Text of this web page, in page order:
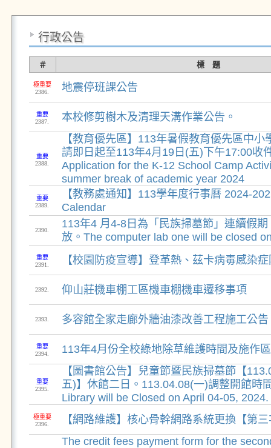
行政公告
＃ 標 題
極重要
2386.
地震停班課公告
重要
2387.
本校修剪樹木及清理天溝作業公告。
重要
2388.
【教育優先區】113年暑假教育優先區中小
請即日起至113年4月19日(五)下午17:00收
Application for the K-12 School Camp
summer break of academic year 2024
重要
2389.
【教務處通知】113學年度行事曆 2024-
Calendar
2390.
113年4 月4-8日為「民族掃墓節」連續假
放。The computer lab one will be closed
重要
2391.
【校園防疫宣導】登革熱、茲卡病毒感染
2392. 仰山莊機車棚工區機車棚機車遷移事項
2393. 多容館全家走廊外牆油漆改善工程施工公告
重要
2394.
113年4月份全校綠地除草維護時間及施作
重要
2395.
【圖書館公告】兒童節暨民族掃墓節【
五)】休館二日。113.04.08(一)調整開館時
Library will be Closed on April 04-05, 2024.
極重要
2396.
【網路維護】核心骨幹網路系統更換【第
The credit fees payment form for the